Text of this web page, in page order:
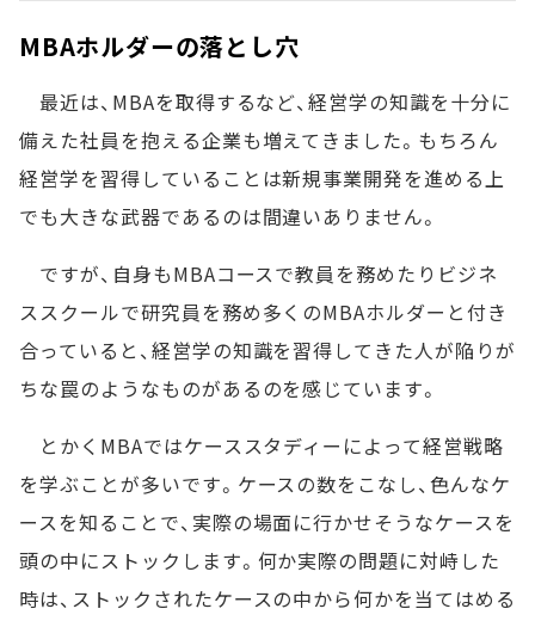
MBAホルダーの落とし穴
最近は、MBAを取得するなど、経営学の知識を十分に
備えた社員を抱える企業も増えてきました。もちろん
経営学を習得していることは新規事業開発を進める上
でも大きな武器であるのは間違いありません。
ですが、自身もMBAコースで教員を務めたりビジネ
ススクールで研究員を務め多くのMBAホルダーと付き
合っていると、経営学の知識を習得してきた人が陥りが
ちな罠のようなものがあるのを感じています。
とかくMBAではケーススタディーによって経営戦略
を学ぶことが多いです。ケースの数をこなし、色んなケ
ースを知ることで、実際の場面に行かせそうなケースを
頭の中にストックします。何か実際の問題に対峙した
時は、ストックされたケースの中から何かを当てはめる